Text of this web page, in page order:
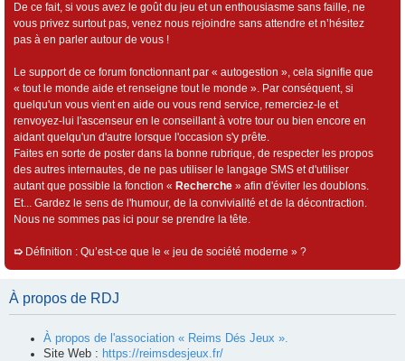
De ce fait, si vous avez le goût du jeu et un enthousiasme sans faille, ne
vous privez surtout pas, venez nous rejoindre sans attendre et n’hésitez
pas à en parler autour de vous !
Le support de ce forum fonctionnant par « autogestion », cela signifie que
« tout le monde aide et renseigne tout le monde ». Par conséquent, si
quelqu'un vous vient en aide ou vous rend service, remerciez-le et
renvoyez-lui l'ascenseur en le conseillant à votre tour ou bien encore en
aidant quelqu'un d'autre lorsque l'occasion s'y prête.
Faites en sorte de poster dans la bonne rubrique, de respecter les propos
des autres internautes, de ne pas utiliser le langage SMS et d'utiliser
autant que possible la fonction « Recherche » afin d'éviter les doublons.
Et... Gardez le sens de l'humour, de la convivialité et de la décontraction.
Nous ne sommes pas ici pour se prendre la tête.
➯ Définition : Qu’est-ce que le « jeu de société moderne » ?
À propos de RDJ
À propos de l'association « Reims Dés Jeux ».
Site Web : https://reimsdesjeux.fr/